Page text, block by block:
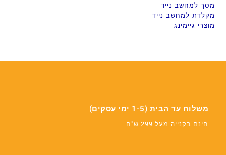
מסך למחשב נייד
מקלדת למחשב נייד
מוצרי גיימינג
משלוח עד הבית (1-5 ימי עסקים)
חינם בקנייה מעל 299 ש"ח